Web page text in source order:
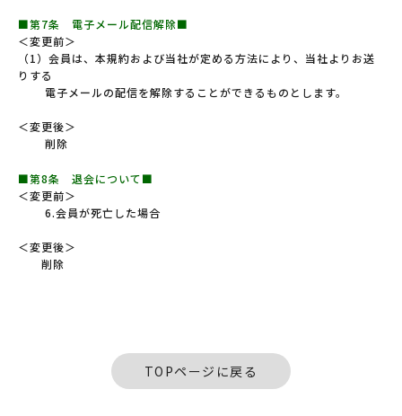
■第7条 電子メール配信解除■
＜変更前＞
（1）会員は、本規約および当社が定める方法により、当社よりお送
りする
電子メールの配信を解除することができるものとします。
＜変更後＞
削除
■第8条 退会について■
＜変更前＞
6.会員が死亡した場合
＜変更後＞
削除
TOPページに戻る